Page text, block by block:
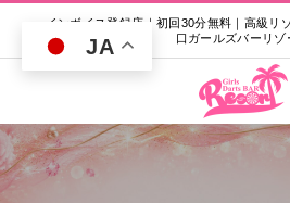
インボイス登録店｜初回30分無料｜高級リ
口ガールズバーリゾ
JA